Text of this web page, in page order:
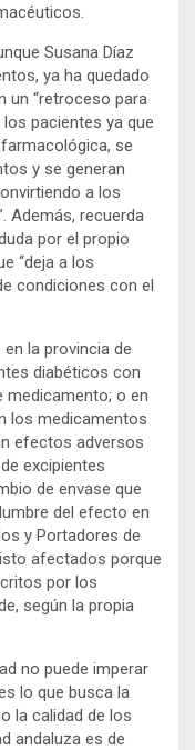
Susana Díaz
ya ha quedado
un “retroceso para
pacientes ya que
se
y se generan
a los
Además, recuerda
por el propio
“deja a los
condiciones con el
la provincia de
diabéticos con
medicamento; o en
los medicamentos
efectos adversos
excipientes
de envase que
del efecto en
y Portadores de
afectados porque
por los
según la propia
no puede imperar
lo que busca la
la calidad de los
andaluza es de